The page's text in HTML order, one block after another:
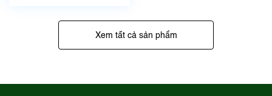
Xem tất cả sản phẩm